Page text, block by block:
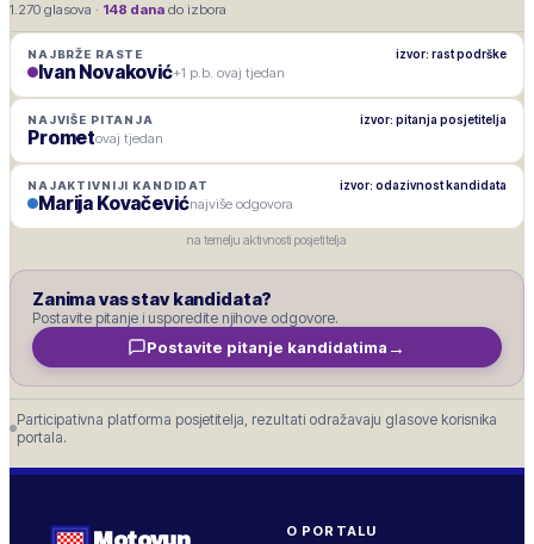
1.270 glasova · 148 dana do izbora
NAJBRŽE RASTE izvor: rast podrške
Ivan Novaković+1 p.b. ovaj tjedan
NAJVIŠE PITANJA izvor: pitanja posjetitelja
Prometovaj tjedan
NAJAKTIVNIJI KANDIDAT izvor: odazivnost kandidata
Marija Kovačevićnajviše odgovora
na temelju aktivnosti posjetitelja
Zanima vas stav kandidata?
Postavite pitanje i usporedite njihove odgovore.
Postavite pitanje kandidatima →
Participativna platforma posjetitelja, rezultati odražavaju glasove korisnika
portala.
O PORTALU